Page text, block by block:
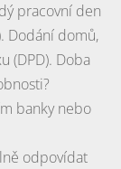
pracovní den
Dodání domů,
(DPD). Doba
banky nebo
odpovídat